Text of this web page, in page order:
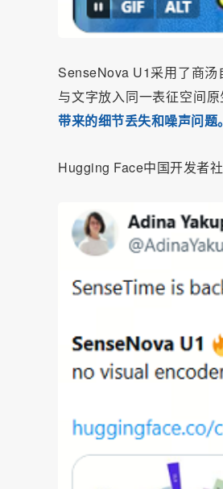
SenseNova U1采用了商汤
与文字放入同一表征空间
带来的细节丢失和噪声问题。
Hugging Face中国开发者